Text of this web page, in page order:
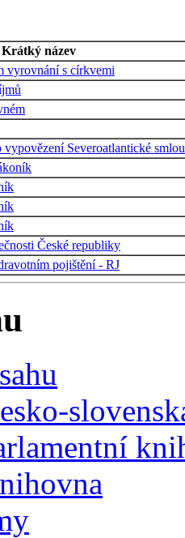
Krátký název
vyrovnání s církvemi
vypovězení Severoatlantické
České republiky
pojištění - RJ